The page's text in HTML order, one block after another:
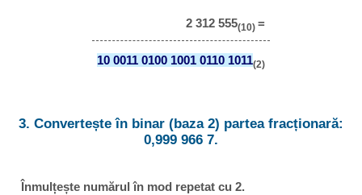
2 312 555(10) =
10 0011 0100 1001 0110 1011(2)
3. Convertește în binar (baza 2) partea fracționară:
0,999 966 7.
Înmulțește numărul în mod repetat cu 2.